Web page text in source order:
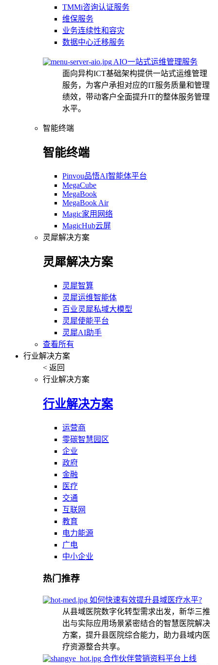
TMMi咨询认证服务
维保服务
业务连续性和容灾
数据中心迁移服务
AIO一站式运维管理服务
面向异构ICT基础架构提供一站式运维管理
服务，为客户承担对应的IT服务质量和管理
绩效，带动客户全面提升IT的整体服务管理
水平。
智能终端
智能终端
Pinvou品悟AI智能体平台
MegaCube
MegaBook
MegaBook Air
Magic家用网络
MagicHub云屏
灵犀解决方案
灵犀解决方案
灵犀智算
灵犀运维智能体
百业灵犀私域大模型
灵犀使能平台
灵犀AI助手
查看所有
行业解决方案
< 返回
行业解决方案
行业解决方案
运营商
零碳智慧园区
企业
政府
金融
医疗
交通
互联网
教育
电力能源
广电
中小企业
热门推荐
如何快速有效提升县域医疗水平?
从县域医院数字化转型需求出发，新华三推
出与实际应用场景紧密结合的智慧医院解决
方案，提升县医院综合能力，助力县域内医
疗资源整合共享。
合作伙伴营销资料平台上线